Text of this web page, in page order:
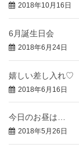
2018年10月16日
6月誕生日会
2018年6月24日
嬉しい差し入れ♡
2018年6月16日
今日のお昼は…
2018年5月26日